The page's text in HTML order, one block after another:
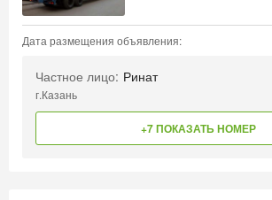
Дата размещения объявления:
Частное лицо: Ринат
г.Казань
+7 ПОКАЗАТЬ НОМЕР